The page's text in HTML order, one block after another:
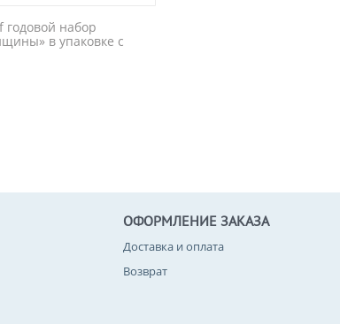
годовой набор
в упаковке с
ОФОРМЛЕНИЕ ЗАКАЗА
Доставка и оплата
Возврат